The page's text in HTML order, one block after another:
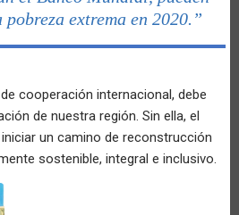
extrema en 2020.”
cooperación internacional, debe
de nuestra región. Sin ella, el
un camino de reconstrucción
sostenible, integral e inclusivo.